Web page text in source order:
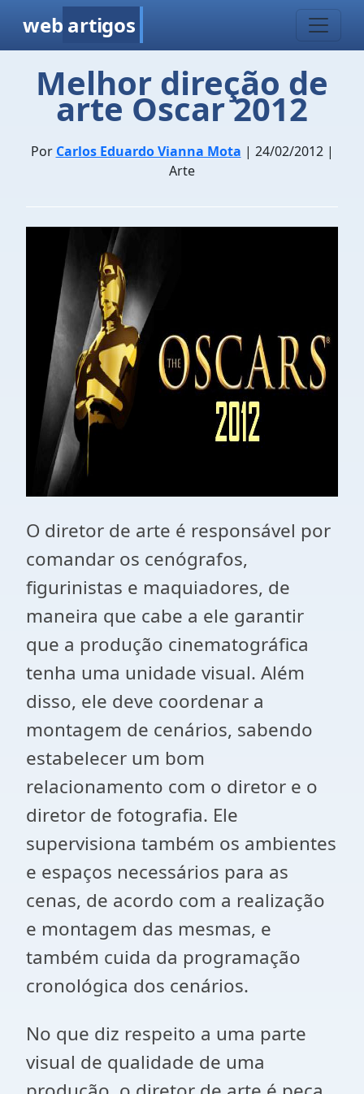
web artigos
Melhor direção de
arte Oscar 2012
Por Carlos Eduardo Vianna Mota | 24/02/2012 |
Arte
O diretor de arte é responsável por
comandar os cenógrafos,
figurinistas e maquiadores, de
maneira que cabe a ele garantir
que a produção cinematográfica
tenha uma unidade visual. Além
disso, ele deve coordenar a
montagem de cenários, sabendo
estabelecer um bom
relacionamento com o diretor e o
diretor de fotografia. Ele
supervisiona também os ambientes
e espaços necessários para as
cenas, de acordo com a realização
e montagem das mesmas, e
também cuida da programação
cronológica dos cenários.
No que diz respeito a uma parte
visual de qualidade de uma